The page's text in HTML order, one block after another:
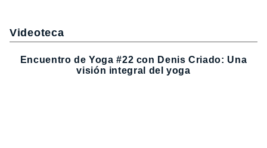
Videoteca
Encuentro de Yoga #22 con Denis Criado: Una
visión integral del yoga